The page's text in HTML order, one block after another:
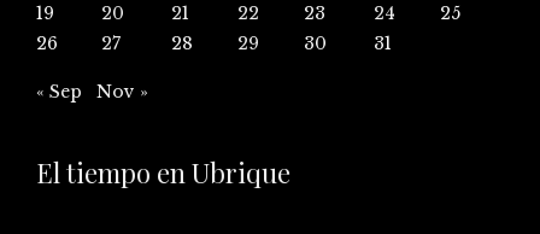
19
20 21 22 23 24
25
26
27 28 29 30 31
« Sep Nov »
El tiempo en Ubrique